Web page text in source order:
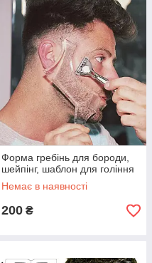
Форма гребінь для бороди,
шейпінг, шаблон для гоління
Немає в наявності
200 ₴